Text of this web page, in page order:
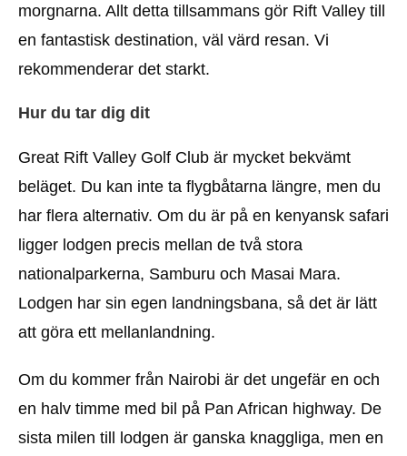
morgnarna. Allt detta tillsammans gör Rift Valley till
en fantastisk destination, väl värd resan. Vi
rekommenderar det starkt.
Hur du tar dig dit
Great Rift Valley Golf Club är mycket bekvämt
beläget. Du kan inte ta flygbåtarna längre, men du
har flera alternativ. Om du är på en kenyansk safari
ligger lodgen precis mellan de två stora
nationalparkerna, Samburu och Masai Mara.
Lodgen har sin egen landningsbana, så det är lätt
att göra ett mellanlandning.
Om du kommer från Nairobi är det ungefär en och
en halv timme med bil på Pan African highway. De
sista milen till lodgen är ganska knaggliga, men en